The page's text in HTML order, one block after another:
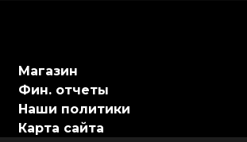
Магазин
Фин. отчеты
Наши политики
Карта сайта